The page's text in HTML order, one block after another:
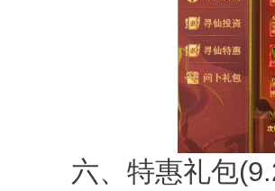
六、特惠礼包